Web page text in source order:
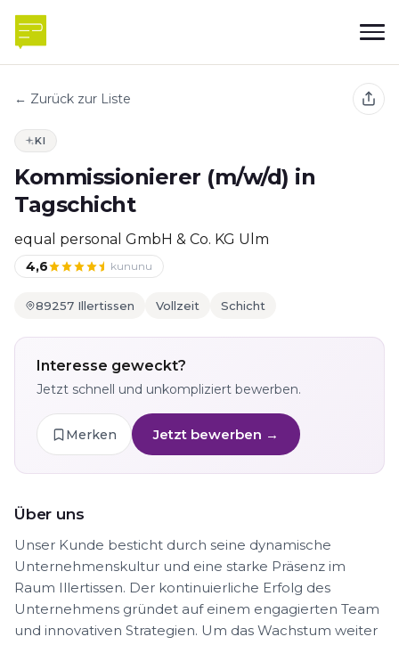
← Zurück zur Liste
KI
Kommissionierer (m/w/d) in
Tagschicht
equal personal GmbH & Co. KG Ulm
4,6 kununu
89257 Illertissen Vollzeit Schicht
Interesse geweckt?
Jetzt schnell und unkompliziert bewerben.
Merken Jetzt bewerben →
Über uns
Unser Kunde besticht durch seine dynamische
Unternehmenskultur und eine starke Präsenz im
Raum Illertissen. Der kontinuierliche Erfolg des
Unternehmens gründet auf einem engagierten Team
und innovativen Strategien. Um das Wachstum weiter